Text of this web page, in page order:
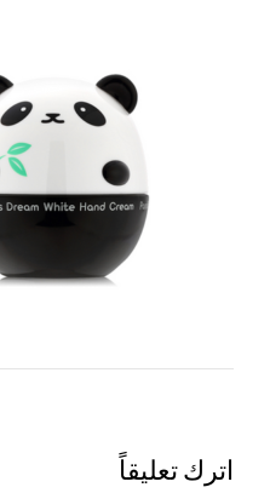
اترك تعليقاً